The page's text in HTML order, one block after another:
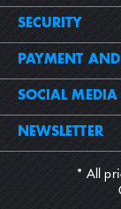
SECURITY
PAYMENT
SOCIAL MEDIA
NEWSLETTER
* All